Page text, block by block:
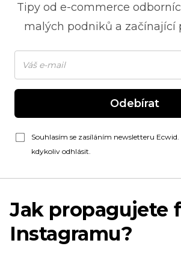
Tipy od e-commerce
malých podniků a začínající
Odebírat
Souhlasím se zasíláním newsletteru
kdykoliv odhlásit.
Jak propagujete
Instagramu?